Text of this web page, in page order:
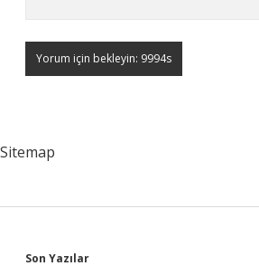
Sitemap
Son Yazılar